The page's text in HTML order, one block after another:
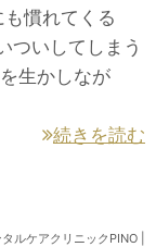
慣れてくる
ついしてしまう
生かしなが
続きを読む
ルケアクリニックPINO